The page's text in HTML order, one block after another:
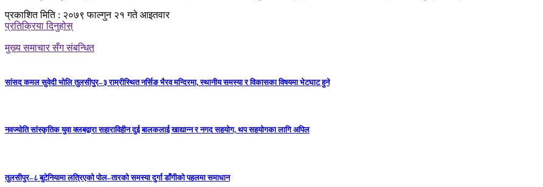
प्रकाशित मिति : २०७९ फाल्गुन २१ गते आइतवार
प्रतिक्रिया दिनुहोस्
मुख्य समाचार सँग संबन्धित
सांसद कमल सुवेदी भोलि तुलसीपुर–३ राम्रीस्थित नर्सिङ भैरव मन्दिरमा, स्थानीय समस्या र विकासका विषयमा भेटघाट हुने
नवज्योति सांस्कृतिक युवा क्लबद्वारा सहाराविहीन दुई बालकलाई खाद्यान्न र नगद सहयोग, थप सहयोगका लागि अपिल
तुलसीपुर–८ बुटेनियामा लत्रिएको पोल–तारको समस्या दुर्गा डाँगीको पहलमा समाधान